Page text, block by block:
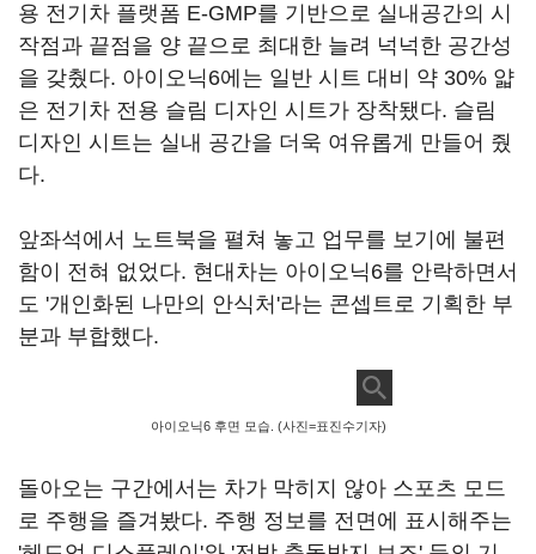
용 전기차 플랫폼 E-GMP를 기반으로 실내공간의 시
작점과 끝점을 양 끝으로 최대한 늘려 넉넉한 공간성
을 갖췄다. 아이오닉6에는 일반 시트 대비 약 30% 얇
은 전기차 전용 슬림 디자인 시트가 장착됐다. 슬림
디자인 시트는 실내 공간을 더욱 여유롭게 만들어 줬
다.
앞좌석에서 노트북을 펼쳐 놓고 업무를 보기에 불편
함이 전혀 없었다. 현대차는 아이오닉6를 안락하면서
도 '개인화된 나만의 안식처'라는 콘셉트로 기획한 부
분과 부합했다.
아이오닉6 후면 모습. (사진=표진수기자)
돌아오는 구간에서는 차가 막히지 않아 스포츠 모드
로 주행을 즐겨봤다. 주행 정보를 전면에 표시해주는